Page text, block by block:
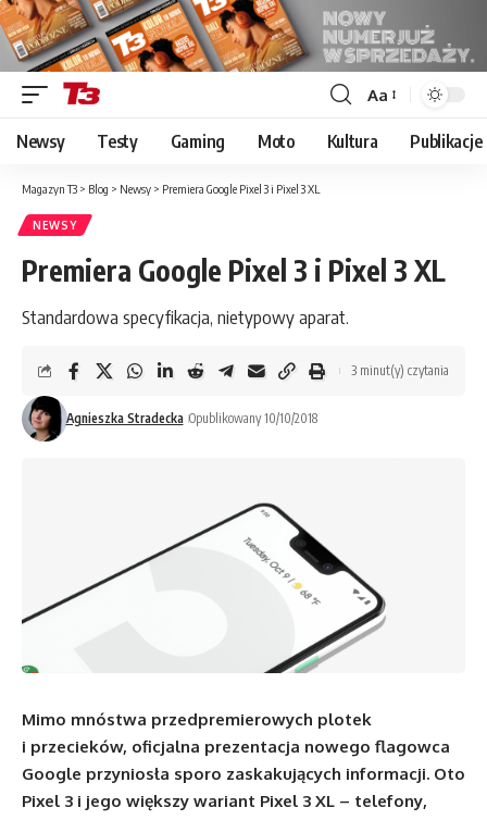
Font
Resizer
Aa
Newsy Testy Gaming Moto Kultura Publikacje
Magazyn T3 > Blog > Newsy > Premiera Google Pixel 3 i Pixel 3 XL
NEWSY
Premiera Google Pixel 3 i Pixel 3 XL
Standardowa specyfikacja, nietypowy aparat.
Agnieszka Stradecka Opublikowany 10/10/2018
3 minut(y) czytania
Mimo mnóstwa przedpremierowych plotek
i przecieków, oficjalna prezentacja nowego flagowca
Google przyniosła sporo zaskakujących informacji. Oto
Pixel 3 i jego większy wariant Pixel 3 XL – telefony,